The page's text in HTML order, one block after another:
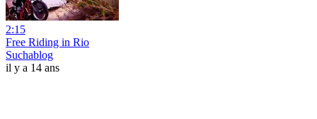
2:15
Free Riding in Rio
Suchablog
il y a 14 ans